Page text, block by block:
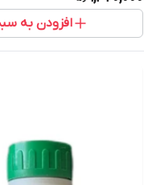
افزودن به